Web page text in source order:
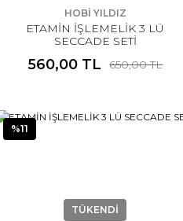
HOBİ YILDIZ
ETAMİN İŞLEMELİK 3 LÜ
SECCADE SETİ
560,00 TL 650,00 TL
%11
TÜKENDİ